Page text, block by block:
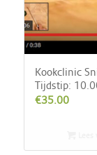
Kookclinic
Tijdstip:
€35.00